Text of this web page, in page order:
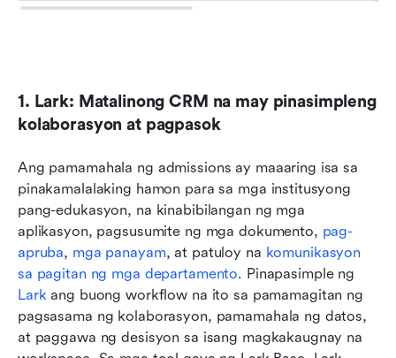
1. Lark: Matalinong CRM na may pinasimpleng
kolaborasyon at pagpasok
Ang pamamahala ng admissions ay maaaring isa sa
pinakamalalaking hamon para sa mga institusyong
pang-edukasyon, na kinabibilangan ng mga
aplikasyon, pagsusumite ng mga dokumento, pag-
apruba, mga panayam, at patuloy na komunikasyon
sa pagitan ng mga departamento
Lark ang buong workflow na ito sa pamamagitan ng
pagsasama ng kolaborasyon, pamamahala ng datos,
at paggawa ng desisyon sa isang magkakaugnay na